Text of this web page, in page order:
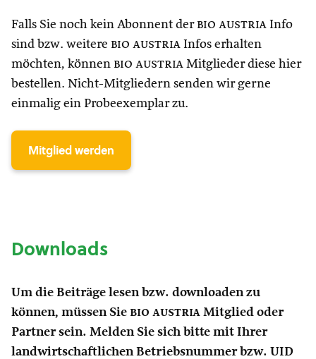
Falls Sie noch kein Abonnent der bio austria Info
sind bzw. weitere bio austria Infos erhalten
möchten, können bio austria Mitglieder diese hier
bestellen. Nicht-Mitgliedern senden wir gerne
einmalig ein Probeexemplar zu.
Mitglied werden
Downloads
Um die Beiträge lesen bzw. downloaden zu
können, müssen Sie bio austria Mitglied oder
Partner sein. Melden Sie sich bitte mit Ihrer
landwirtschaftlichen Betriebsnummer bzw. UID